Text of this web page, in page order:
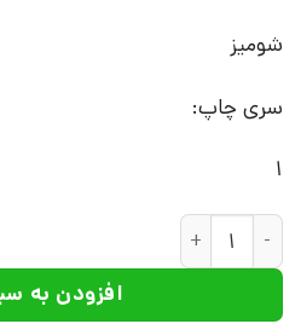
شومیز
سری چاپ:
1
کتاب فرهنگ توصیفی فلسفه
افزودن به